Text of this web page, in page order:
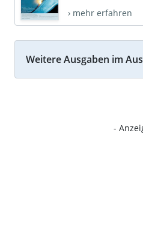
› mehr erfahren
Weitere Ausgaben im
-